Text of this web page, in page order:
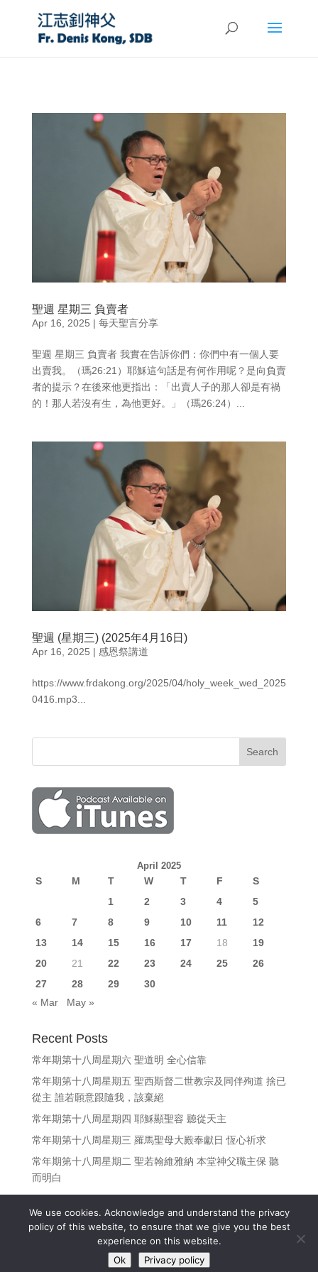
聖週 星期三 負賣者
Apr 16, 2025 | 每天聖言分享
聖週 星期三 負賣者 我實在告訴你們：你們中有一個人要
出賣我。（瑪26:21）耶穌這句話是有何作用呢？是向負賣
者的提示？在後來他更指出：「出賣人子的那人卻是有禍
的！那人若沒有生，為他更好。」（瑪26:24）...
聖週 (星期三) (2025年4月16日)
Apr 16, 2025 | 感恩祭講道
https://www.frdakong.org/2025/04/holy_week_wed_2025
0416.mp3...
April 2025
S M T W T F
S
1
2 3 4
5
6
7 8 9 10 11
12
13
14 15 16 17 18
19
20
21 22 23 24 25
26
27
28 29
30
« Mar
May »
Recent Posts
常年期第十八周星期六 聖道明 全心信靠
常年期第十八周星期五 聖西斯督二世教宗及同伴殉道 捨已
從主 誰若願意跟隨我，該棄絕
常年期第十八周星期四 耶穌顯聖容 聽從天主
常年期第十八周星期三 羅馬聖母大殿奉獻日 恆心祈求
常年期第十八周星期二 聖若翰維雅納 本堂神父職主保 聽
而明白
Copyright © 江志釗神父 Fr. Denis Kong, SDB All Rights
Reserved.(Privacy policy)
We use cookies. Acknowledge and understand the privacy
policy of this website, to ensure that we give you the best
experience on this website.
Ok
Privacy policy